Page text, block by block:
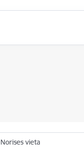
Norises vieta